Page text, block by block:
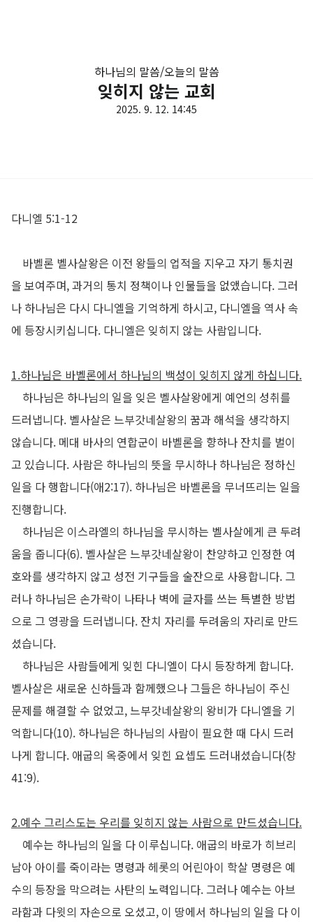
하나님의 말씀/오늘의 말씀
잊히지 않는 교회
2025. 9. 12. 14:45
다니엘 5:1-12
바벨론 벨사살왕은 이전 왕들의 업적을 지우고 자기 통치권
을 보여주며,과거의 통치 정책이나 인물들을 없앴습니다. 그러
나 하나님은 다시 다니엘을 기억하게 하시고, 다니엘을 역사 속
에 등장시키십니다. 다니엘은 잊히지 않는 사람입니다.
1.하나님은 바벨론에서 하나님의 백성이 잊히지 않게 하십니다.
하나님은 하나님의 일을 잊은 벨사살왕에게 예언의 성취를
드러냅니다. 벨사살은 느부갓네살왕의 꿈과 해석을 생각하지
않습니다. 메대 바사의 연합군이 바벨론을 향하나 잔치를 벌이
고 있습니다. 사람은 하나님의 뜻을 무시하나 하나님은 정하신
일을 다 행합니다(애2:17). 하나님은 바벨론을 무너뜨리는 일을
진행합니다.
하나님은 이스라엘의 하나님을 무시하는 벨사살에게 큰 두려
움을 줍니다(6). 벨사살은 느부갓네살왕이 찬양하고 인정한 여
호와를 생각하지 않고 성전 기구들을 술잔으로 사용합니다. 그
러나 하나님은 손가락이 나타나 벽에 글자를 쓰는 특별한 방법
으로 그 영광을 드러냅니다. 잔치 자리를 두려움의 자리로 만드
셨습니다.
하나님은 사람들에게 잊힌 다니엘이 다시 등장하게 합니다.
벨사살은 새로운 신하들과 함께했으나 그들은 하나님이 주신
문제를 해결할 수 없었고,느부갓네살왕의 왕비가 다니엘을 기
억합니다(10). 하나님은 하나님의 사람이 필요한 때 다시 드러
나게 합니다. 애굽의 옥중에서 잊힌 요셉도 드러내셨습니다(창
41:9).
2.예수 그리스도는 우리를 잊히지 않는 사람으로 만드셨습니다.
예수는 하나님의 일을 다 이루십니다. 애굽의 바로가 히브리
남아 아이를 죽이라는 명령과 헤롯의 어린아이 학살 명령은 예
수의 등장을 막으려는 사탄의 노력입니다. 그러나 예수는 아브
라함과 다윗의 자손으로 오셨고, 이 땅에서 하나님의 일을 다 이